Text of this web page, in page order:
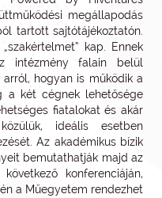
megállapodás
tartott sajtótájékoztatón.
kap. Ennek
intézmény falain belül
hogyan is működik a
a két cégnek lehetősége
fiatalokat és akár
ideális esetben
Az akadémikus bízik
bemutathatják majd az
konferenciáján,
a Műegyetem rendezhet